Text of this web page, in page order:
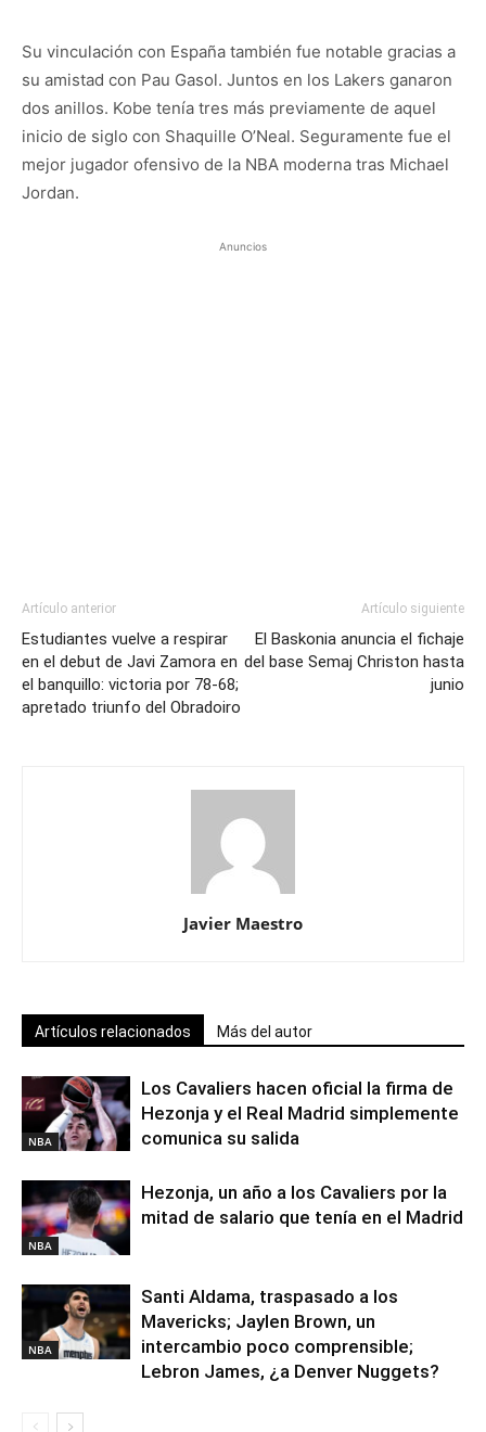
Su vinculación con España también fue notable gracias a
su amistad con Pau Gasol. Juntos en los Lakers ganaron
dos anillos. Kobe tenía tres más previamente de aquel
inicio de siglo con Shaquille O’Neal. Seguramente fue el
mejor jugador ofensivo de la NBA moderna tras Michael
Jordan.
Anuncios
Artículo anterior
Estudiantes vuelve a respirar
en el debut de Javi Zamora en
el banquillo: victoria por 78-68;
apretado triunfo del Obradoiro
Artículo siguiente
El Baskonia anuncia el fichaje
del base Semaj Christon hasta
junio
Javier Maestro
Artículos relacionados Más del autor
NBA
Los Cavaliers hacen oficial la firma de
Hezonja y el Real Madrid simplemente
comunica su salida
NBA
Hezonja, un año a los Cavaliers por la
mitad de salario que tenía en el Madrid
NBA
Santi Aldama, traspasado a los
Mavericks; Jaylen Brown, un
intercambio poco comprensible;
Lebron James, ¿a Denver Nuggets?